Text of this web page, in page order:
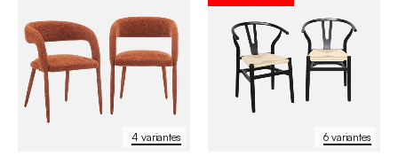
4 variantes 6 variantes